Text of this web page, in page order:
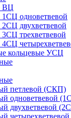
ВЦ
одноветвевой
двухветвевой
трехветвевой
кольцевые УСЦ
петлевой (СКП)
одноветвевой
двухветвевой